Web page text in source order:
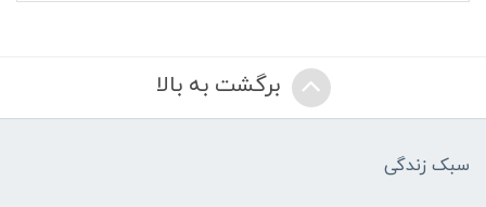
برگشت به بالا
سبک زندگی